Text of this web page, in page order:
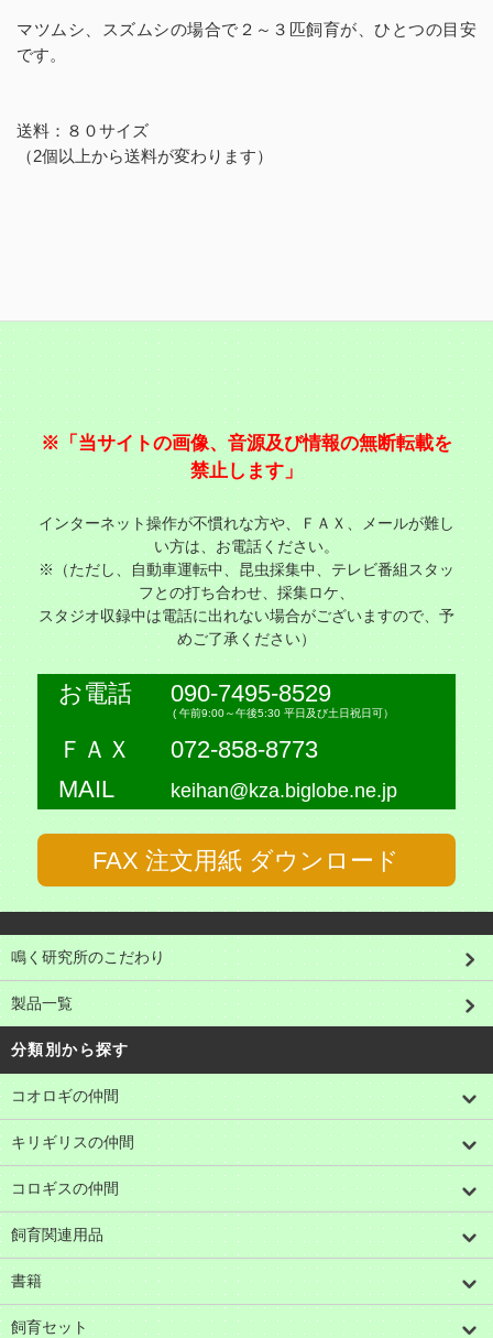
マツムシ、スズムシの場合で２～３匹飼育が、ひとつの目安
です。
送料：８０サイズ
（2個以上から送料が変わります）
※「当サイトの画像、音源及び情報の無断転載を
禁止します」
インターネット操作が不慣れな方や、ＦＡＸ、メールが難し
い方は、お電話ください。
※（ただし、自動車運転中、昆虫採集中、テレビ番組スタッ
フとの打ち合わせ、採集ロケ、
スタジオ収録中は電話に出れない場合がございますので、予
めご了承ください）
お電話 090-7495-8529
( 午前9:00～午後5:30 平日及び土日祝日可）
ＦＡＸ
072-858-8773
MAIL
keihan@kza.biglobe.ne.jp
FAX 注文用紙 ダウンロード
鳴く研究所のこだわり
製品一覧
分類別から探す
コオロギの仲間
キリギリスの仲間
コロギスの仲間
飼育関連用品
書籍
飼育セット